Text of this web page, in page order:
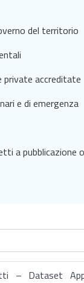
– Dataset
del territorio
accreditate
e di emergenza
a pubblicazione